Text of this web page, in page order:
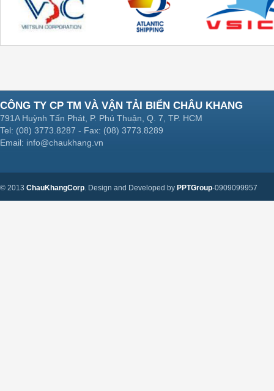
CÔNG TY CP TM VÀ VẬN TẢI BIỂN CHÂU KHANG
791A Huỳnh Tấn Phát, P. Phú Thuận, Q. 7, TP. HCM
Tel: (08) 3773.8287 - Fax: (08) 3773.8289
Email: info@chaukhang.vn
© 2013 ChauKhangCorp. Design and Developed by PPTGroup-0909099957